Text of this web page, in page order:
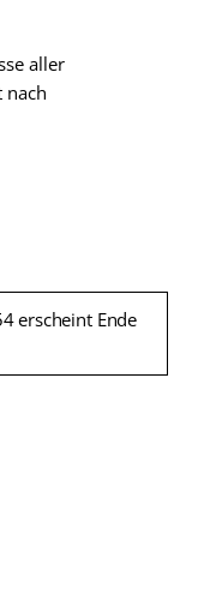
aller
nach
erscheint Ende